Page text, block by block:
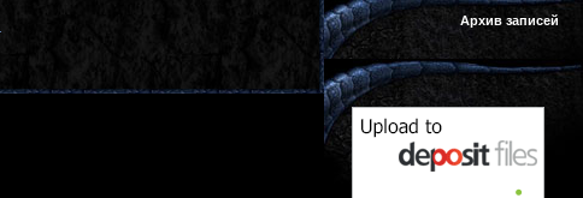
Архив записей